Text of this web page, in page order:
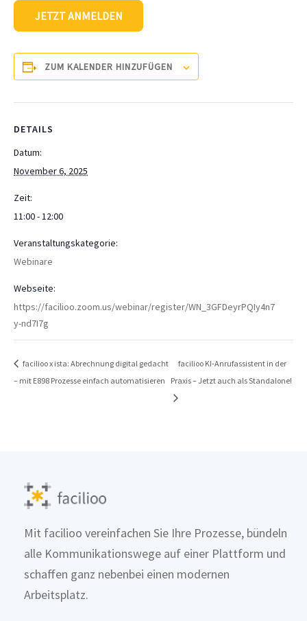
JETZT ANMELDEN
ZUM KALENDER HINZUFÜGEN
DETAILS
Datum:
November 6, 2025
Zeit:
11:00 - 12:00
Veranstaltungskategorie:
Webinare
Webseite:
https://facilioo.zoom.us/webinar/register/WN_3GFDeyrPQIy4n7
y-nd7I7g
facilioo x ista: Abrechnung digital gedacht
– mit E898 Prozesse einfach automatisieren
facilioo KI-Anrufassistent in der
Praxis – Jetzt auch als Standalone!
Mit facilioo vereinfachen Sie Ihre Prozesse, bündeln
alle Kommunikationswege auf einer Plattform und
schaffen ganz nebenbei einen modernen
Arbeitsplatz.